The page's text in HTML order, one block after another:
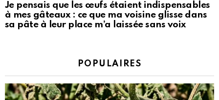
Je pensais que les œufs étaient indispensables
à mes gâteaux : ce que ma voisine glisse dans
sa pâte à leur place m’a laissée sans voix
POPULAIRES